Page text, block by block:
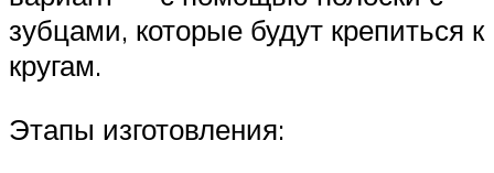
зубцами, которые будут крепиться к
кругам.
Этапы изготовления: